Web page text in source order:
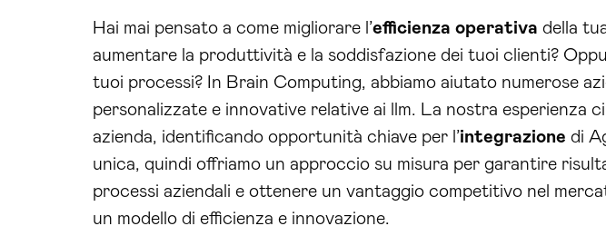
Hai mai pensato a come migliorare l’efficienza operativa della
aumentare la produttività e la soddisfazione dei tuoi clienti?
tuoi processi? In Brain Computing, abbiamo aiutato numerose
personalizzate e innovative relative ai llm. La nostra esperienza
azienda, identificando opportunità chiave per l’integrazione di
unica, quindi offriamo un approccio su misura per garantire
processi aziendali e ottenere un vantaggio competitivo nel
un modello di efficienza e innovazione.